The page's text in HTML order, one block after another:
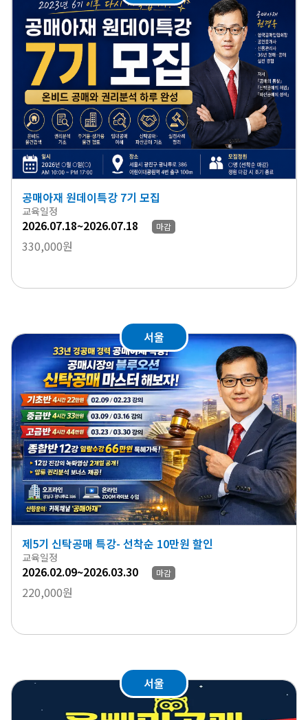
공매아재 원데이특강 7기 모집
교육일정
2026.07.18~2026.07.18 마감
330,000원
서울
제5기 신탁공매 특강- 선착순 10만원 할인
교육일정
2026.02.09~2026.03.30 마감
220,000원
서울